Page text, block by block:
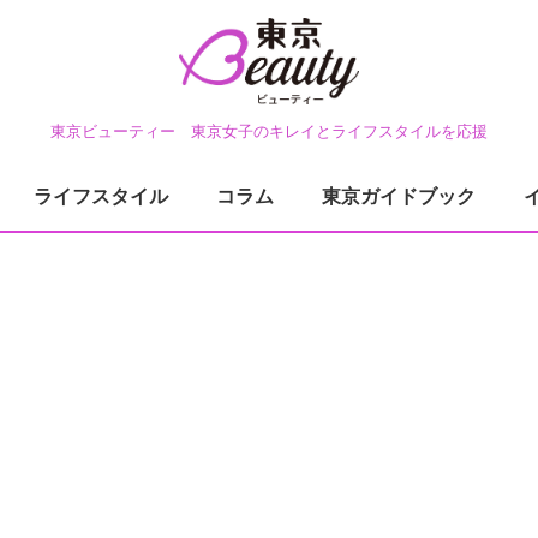
東京ビューティー 東京女子のキレイとライフスタイルを応援
ライフスタイル コラム 東京ガイドブック